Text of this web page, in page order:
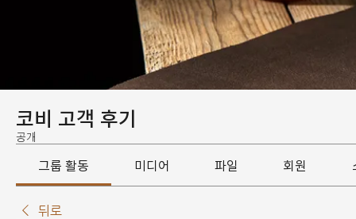
코비 고객 후기
공개
그룹 활동 미디어 파일 회원
뒤로